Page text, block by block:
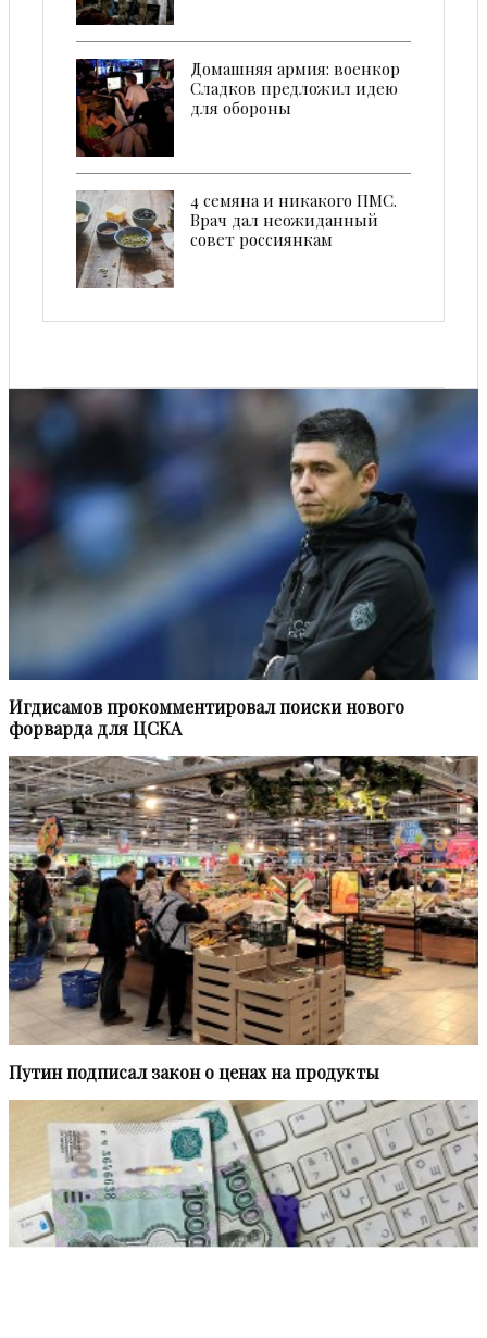
Домашняя армия: военкор
Сладков предложил идею
для обороны
4 семянa и никакого ПМС.
Врач дал неожиданный
совет россиянкам
Игдисамов прокомментировал поиски нового
форварда для ЦСКА
Путин подписал закон о ценах на продукты